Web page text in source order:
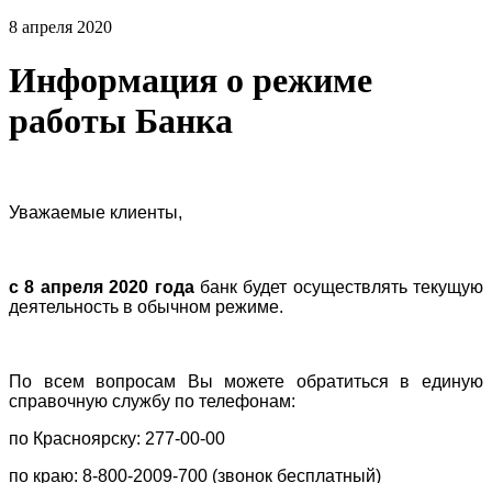
8 апреля 2020
Информация о режиме
работы Банка
Уважаемые клиенты,
с 8 апреля 2020 года банк будет осуществлять текущую
деятельность в обычном режиме.
По всем вопросам Вы можете обратиться в единую
справочную службу по телефонам:
по Красноярску: 277-00-00
по краю: 8-800-2009-700 (звонок бесплатный)